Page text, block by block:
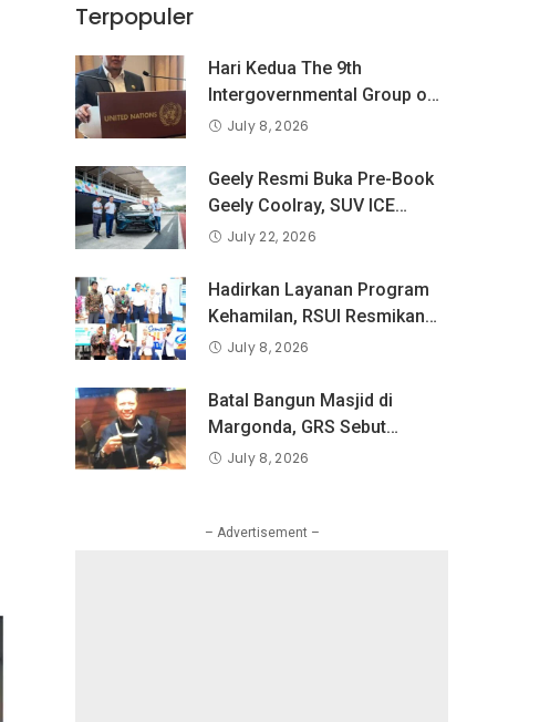
Terpopuler
Hari Kedua The 9th
Intergovernmental Group og
Exoert on Consumer
BPKN RI Sampaikan
Pandangan Indonesia
tentang Keselamatan Produk
Digital
July 8, 2026
Geely Resmi Buka Pre-Book
Geely Coolray, SUV ICE
Pertama Geely di Indonesia
Juta Pengguna Global.
July 22, 2026
Hadirkan Layanan Program
Kehamilan, RSUI Resmikan
Klinik Inseminasi
July 8, 2026
Batal Bangun Masjid di
Margonda, GRS Sebut
Pemkot Tetapkan Bangun
July 8, 2026
– Advertisement –